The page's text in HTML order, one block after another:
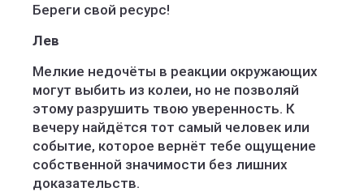
Береги свой ресурс!
Лев
Мелкие недочёты в реакции окружающих
могут выбить из колеи, но не позволяй
этому разрушить твою уверенность. К
вечеру найдётся тот самый человек или
событие, которое вернёт тебе ощущение
собственной значимости без лишних
доказательств.